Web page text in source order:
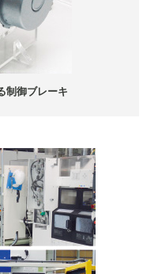
制御ブレーキ